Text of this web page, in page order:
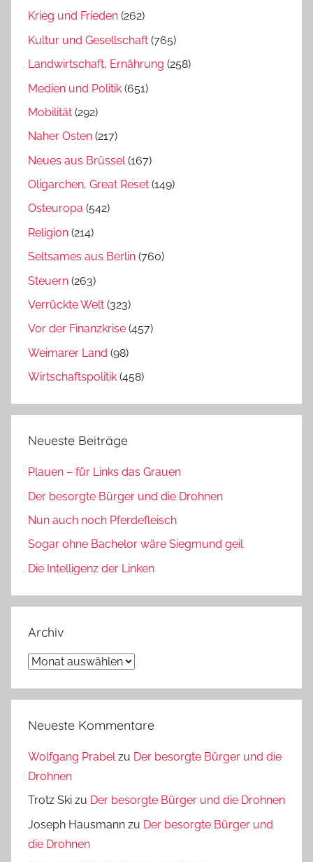
Krieg und Frieden (262)
Kultur und Gesellschaft (765)
Landwirtschaft, Ernährung (258)
Medien und Politik (651)
Mobilität (292)
Naher Osten (217)
Neues aus Brüssel (167)
Oligarchen, Great Reset (149)
Osteuropa (542)
Religion (214)
Seltsames aus Berlin (760)
Steuern (263)
Verrückte Welt (323)
Vor der Finanzkrise (457)
Weimarer Land (98)
Wirtschaftspolitik (458)
Neueste Beiträge
Plauen – für Links das Grauen
Der besorgte Bürger und die Drohnen
Nun auch noch Pferdefleisch
Sogar ohne Bachelor wäre Siegmund geil
Die Intelligenz der Linken
Archiv
Archiv
Neueste Kommentare
Wolfgang Prabelzu Der besorgte Bürger und die
Drohnen
Trotz Ski zu Der besorgte Bürger und die Drohnen
Joseph Hausmann zu Der besorgte Bürger und
die Drohnen